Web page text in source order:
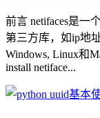
前言 netifaces是一
第三方库，如ip地
Windows, Linux和
install netiface...